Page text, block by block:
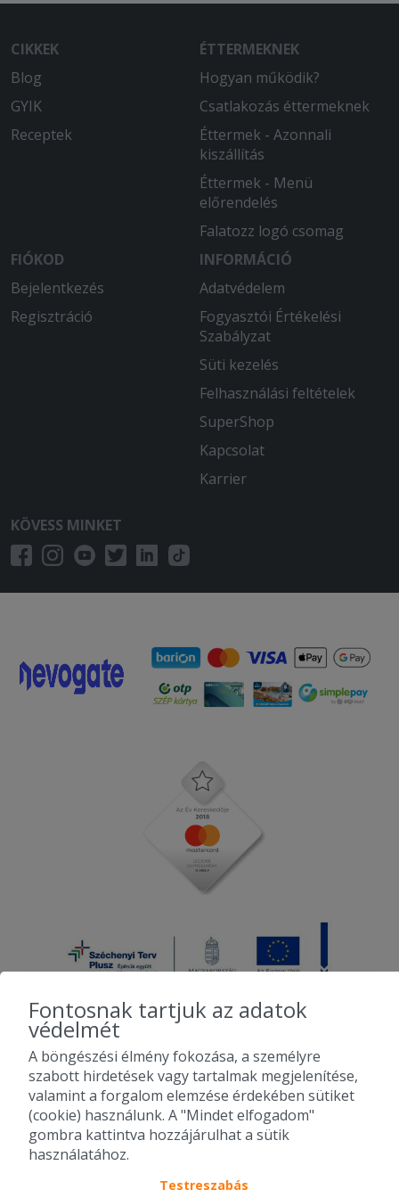
CIKKEK
Blog
GYIK
Receptek
ÉTTERMEKNEK
Hogyan működik?
Csatlakozás éttermeknek
Éttermek - Azonnali
kiszállítás
Éttermek - Menü
előrendelés
Falatozz logó csomag
FIÓKOD
Bejelentkezés
Regisztráció
INFORMÁCIÓ
Adatvédelem
Fogyasztói Értékelési
Szabályzat
Süti kezelés
Felhasználási feltételek
SuperShop
Kapcsolat
Karrier
KÖVESS MINKET
2010-2026 Copyright - Falatozz.hu - Diston-line Kft.
Pizza, gyros, hamburger, menük kedvező áron, egy helyen az összes
étterem ajánlata.
Fontosnak tartjuk az adatok
védelmét
A böngészési élmény fokozása, a személyre
szabott hirdetések vagy tartalmak megjelenítése,
valamint a forgalom elemzése érdekében sütiket
(cookie) használunk. A "Mindet elfogadom"
gombra kattintva hozzájárulhat a sütik
használatához.
Testreszabás